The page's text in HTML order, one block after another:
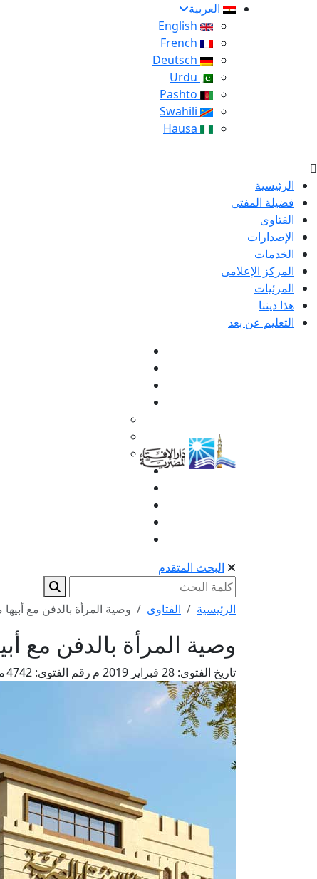
العربية
الرئيسية
فضيلة المفتى
الفتاوى
الإصدارات
الخدمات
المركز الإعلامى
المرئيات
هذا ديننا
التعليم عن بعد
البحث المتقدم
الرئيسية الفتاوى وصية المرأة بالدفن مع
وصية المرأة بالدفن مع
تاريخ الفتوى: رقم الفتوى: